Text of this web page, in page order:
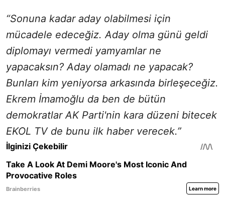
“Sonuna kadar aday olabilmesi için
mücadele edeceğiz. Aday olma günü geldi
diplomayı vermedi yamyamlar ne
yapacaksın? Aday olamadı ne yapacak?
Bunları kim yeniyorsa arkasında birleşeceğiz.
Ekrem İmamoğlu da ben de bütün
demokratlar AK Parti'nin kara düzeni bitecek
EKOL TV de bunu ilk haber verecek.”